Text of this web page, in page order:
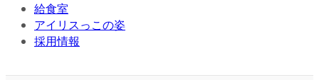
給食室
アイリスっこの姿
採用情報